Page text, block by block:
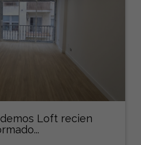
Loft recien